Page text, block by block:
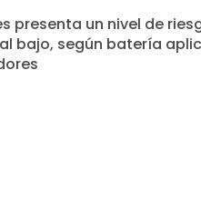
presenta un nivel de
bajo, según batería